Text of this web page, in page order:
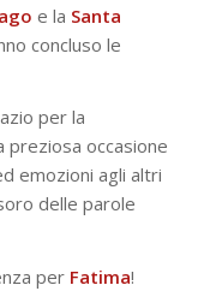
e la Santa
concluso le
per la
preziosa occasione
emozioni agli altri
delle parole
per Fatima!